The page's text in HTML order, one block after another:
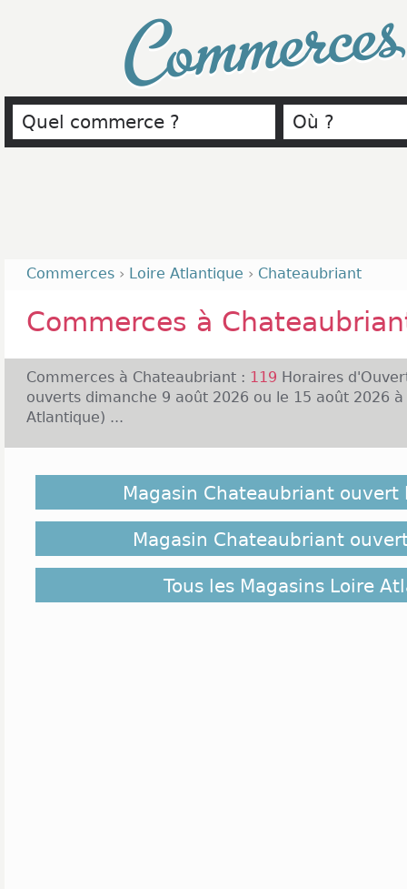
Commerces › Loire Atlantique › Chateaubriant
Commerces à
Commerces à Chateaubriant : 119 Horaires
ouverts dimanche 9 août 2026 ou le 15 août 2026
Atlantique) ...
entre la Bretagne et les pays de Loire. C'est la
de la Loire Atlantique. Ville très animée
elle dispose de tous les équipements sportifs et
les habitants de cette commune. D'un point de
loin de Nantes et de Rennes lui ont permis de
dans divers secteurs notamment la
plasturgie, permettant aux personnes du cru de
Magasin Chateaubriant ouvert
Magasin Chateaubriant
Tous les Magasins Loire